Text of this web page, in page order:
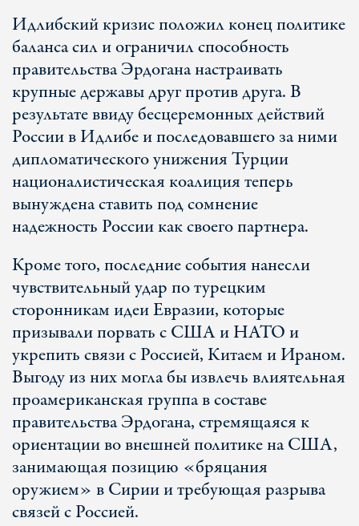
Идлибский кризис положил конец политике
баланса сил и ограничил способность
правительства Эрдогана настраивать
крупные державы друг против друга. В
результате ввиду бесцеремонных действий
России в Идлибе и последовавшего за ними
дипломатического унижения Турции
националистическая коалиция теперь
вынуждена ставить под сомнение
надежность России как своего партнера.
Кроме того, последние события нанесли
чувствительный удар по турецким
сторонникам идеи Евразии, которые
призывали порвать с США и НАТО и
укрепить связи с Россией, Китаем и Ираном.
Выгоду из них могла бы извлечь влиятельная
проамериканская группа в составе
правительства Эрдогана, стремящаяся к
ориентации во внешней политике на США,
занимающая позицию «бряцания
оружием» в Сирии и требующая разрыва
связей с Россией.